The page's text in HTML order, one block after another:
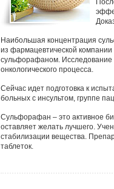
Наибольшая концентрация
из фармацевтической
сульфорафаном. Исследование
онкологического процесса.
Сейчас идет подготовка к
больных с инсультом, группе
Сульфорафан – это активное
оставляет желать лучшего.
стабилизации вещества.
таблеток.